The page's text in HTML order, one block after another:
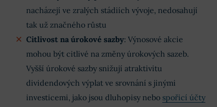
nacházejí ve zralých stádiích vývoje, nedosahují
tak už značného růstu
Citlivost na úrokové sazby: Výnosové akcie
mohou být citlivé na změny úrokových sazeb.
Vyšší úrokové sazby snižují atraktivitu
dividendových výplat ve srovnání s jinými
investicemi, jako jsou dluhopisy nebo spořicí účty